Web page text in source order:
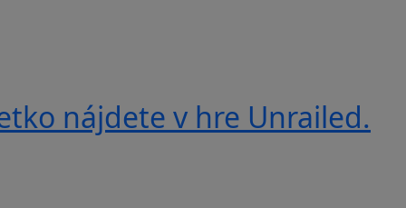
nájdete v hre Unrailed.